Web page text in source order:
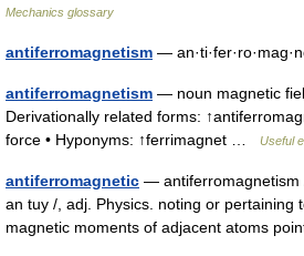
Mechanics glossary
antiferromagnetism —
antiferromagnetism — noun magnetic
Derivationally related forms:
force • Hyponyms: ↑ferrimagnet …
Useful
antiferromagnetic — antiferromagnetism
an tuy /, adj. Physics. noting or pertaining
magnetic moments of adjacent atoms